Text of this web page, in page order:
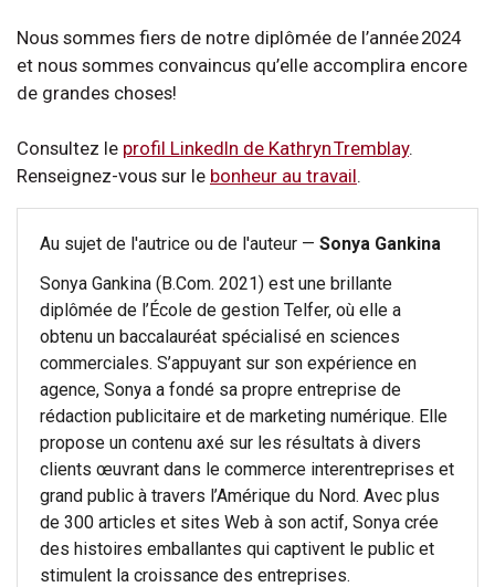
Nous sommes fiers de notre diplômée de l’année 2024
et nous sommes convaincus qu’elle accomplira encore
de grandes choses!
Consultez le profil LinkedIn de Kathryn Tremblay.
Renseignez-vous sur le bonheur au travail.
Au sujet de l'autrice ou de l'auteur — Sonya Gankina
Sonya Gankina (B.Com. 2021) est une brillante
diplômée de l’École de gestion Telfer, où elle a
obtenu un baccalauréat spécialisé en sciences
commerciales. S’appuyant sur son expérience en
agence, Sonya a fondé sa propre entreprise de
rédaction publicitaire et de marketing numérique. Elle
propose un contenu axé sur les résultats à divers
clients œuvrant dans le commerce interentreprises et
grand public à travers l’Amérique du Nord. Avec plus
de 300 articles et sites Web à son actif, Sonya crée
des histoires emballantes qui captivent le public et
stimulent la croissance des entreprises.